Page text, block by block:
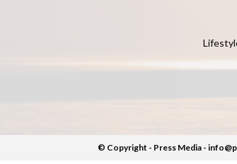
© Copyright - Press Media -